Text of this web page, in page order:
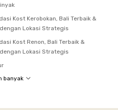
Kost Kerobokan, Bali Terbaik &
Lokasi Strategis
Kost Renon, Bali Terbaik &
Lokasi Strategis
banyak